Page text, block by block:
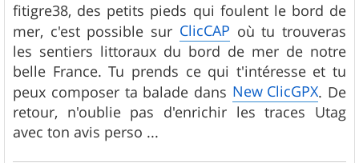
fitigre38, des petits pieds qui foulent le bord de
mer, c'est possible sur ClicCAP où tu trouveras
les sentiers littoraux du bord de mer de notre
belle France. Tu prends ce qui t'intéresse et tu
peux composer ta balade dans New ClicGPX. De
retour, n'oublie pas d'enrichir les traces Utag
avec ton avis perso ...